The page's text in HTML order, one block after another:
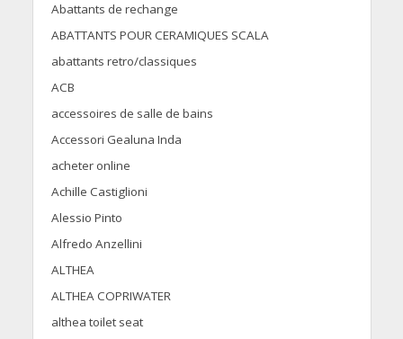
Abattants de rechange
ABATTANTS POUR CERAMIQUES SCALA
abattants retro/classiques
ACB
accessoires de salle de bains
Accessori Gealuna Inda
acheter online
Achille Castiglioni
Alessio Pinto
Alfredo Anzellini
ALTHEA
ALTHEA COPRIWATER
althea toilet seat